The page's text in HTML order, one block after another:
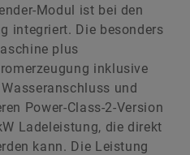
Modul ist bei den
integriert. Die besonders
plus
inklusive
und
Power-Class-2-Version
Ladeleistung, die direkt
kann. Die Leistung